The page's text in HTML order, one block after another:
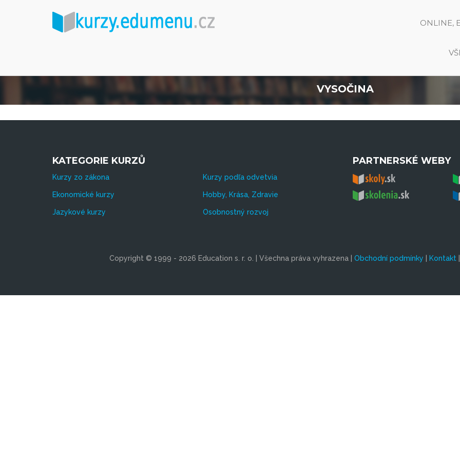
ONLINE,
VYSOČINA
KATEGORIE KURZŮ
Kurzy zo zákona Kurzy podľa odvetvia
Ekonomické kurzy Hobby, Krása, Zdravie
Jazykové kurzy Osobnostný rozvoj
PARTNERSKÉ WEBY
Copyright © 1999 - 2026 Education s. r. o. | Všechna práva vyhrazena | Obchodní podmínky Kontakt